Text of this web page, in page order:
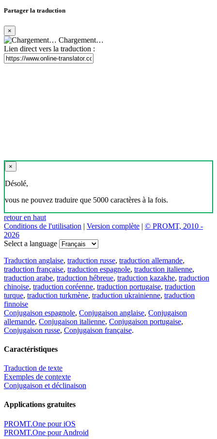
Partager la traduction
×
Chargement…
Lien direct vers la traduction :
×
Désolé,
vous ne pouvez traduire que 5000 caractères à la fois.
retour en haut
Conditions de l'utilisation | Version complète | © PROMT, 2010 -
2026
Select a language
Traduction anglaise, traduction russe, traduction allemande,
traduction française, traduction espagnole, traduction italienne,
traduction arabe, traduction hébreue, traduction kazakhe, traduction
chinoise, traduction coréenne, traduction portugaise, traduction
turque, traduction turkmène, traduction ukrainienne, traduction
finnoise
Conjugaison espagnole, Conjugaison anglaise, Conjugaison
allemande, Conjugaison italienne, Conjugaison portugaise,
Conjugaison russe, Conjugaison française.
Caractéristiques
Traduction de texte
Exemples de contexte
Conjugaison et déclinaison
Applications gratuites
PROMT.One pour iOS
PROMT.One pour Android